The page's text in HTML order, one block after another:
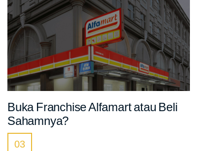
Buka Franchise Alfamart atau Beli
Sahamnya?
03